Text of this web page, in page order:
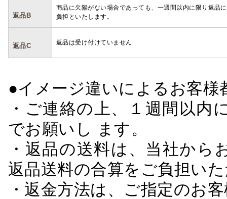
返品B
商品に欠陥がない場合であっても、一週間以内に限り返品
負担といたします。
返品C 返品は受け付けていません
●イメージ違いによるお客
・ご連絡の上、１週間以
でお願いし ます。
・返品の送料は、当社か
返品送料の合算をご負担い
・返金方法は、ご指定のお